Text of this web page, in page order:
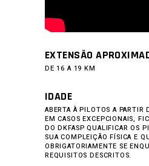
EXTENSÃO
DE 16 A 19 KM
IDADE
ABERTA À PILOTOS A PARTIR
EM CASOS EXCEPCIONAIS,
DO DKFASP QUALIFICAR OS
SUA COMPLEIÇÃO FÍSICA E
OBRIGATORIAMENTE SE
REQUISITOS DESCRITOS.